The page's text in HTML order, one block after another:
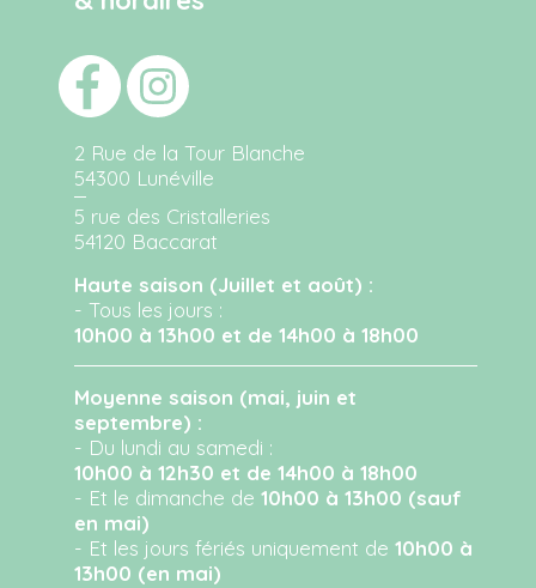
2 Rue de la Tour Blanche
54300 Lunéville
5 rue des Cristalleries
54120 Baccarat
Haute saison (Juillet et août) :
- Tous les jours :
10h00 à 13h00 et de 14h00 à 18h00
Moyenne saison (mai, juin et
septembre) :
- Du lundi au samedi :
10h00 à 12h30 et de 14h00 à 18h00
- Et le dimanche de10h00 à 13h00 (sauf
en mai)
- Et les jours fériés uniquement de10h00 à
13h00 (en mai)